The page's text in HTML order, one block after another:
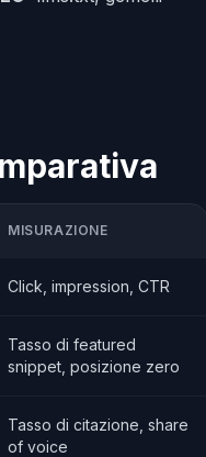
MISURAZIONE
Click, impression, CTR
Tasso di featured
snippet, posizione zero
Tasso di citazione, share
of voice